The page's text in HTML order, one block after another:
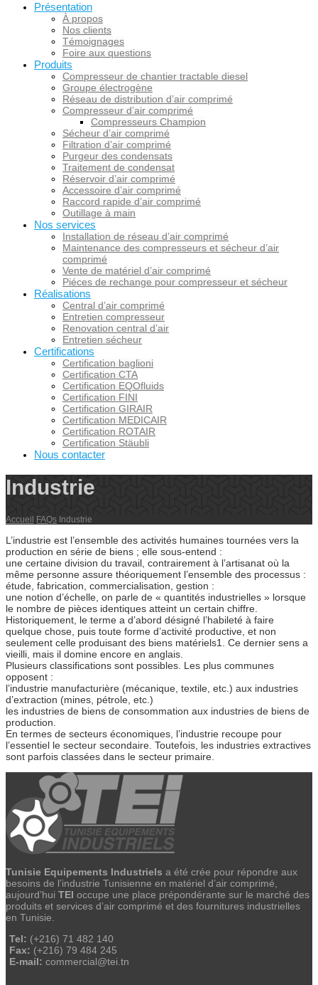
Présentation
À propos
Nos clients
Témoignages
Foire aux questions
Produits
Compresseur de chantier tractable diesel
Groupe électrogène
Réseau de distribution d’air comprimé
Compresseur d’air comprimé
Compresseurs Champion
Sécheur d’air comprimé
Filtration d’air comprimé
Purgeur des condensats
Traitement de condensat
Réservoir d’air comprimé
Accessoire d’air comprimé
Raccord rapide d’air comprimé
Outillage à main
Nos services
Installation de réseau d’air comprimé
Maintenance des compresseurs et sécheur d’air
comprimé
Vente de matériel d’air comprimé
Piéces de rechange pour compresseur et sécheur
Réalisations
Central d’air comprimé
Entretien compresseur
Renovation central d’air
Entretien sécheur
Certifications
Certification baglioni
Certification CTA
Certification EQOfluids
Certification FINI
Certification GIRAIR
Certification MEDICAIR
Certification ROTAIR
Certification Stäubli
Nous contacter
Industrie
Accueil FAQs Industrie
L’industrie est l’ensemble des activités humaines tournées vers la
production en série de biens ; elle sous-entend :
une certaine division du travail, contrairement à l’artisanat où la
même personne assure théoriquement l’ensemble des processus :
étude, fabrication, commercialisation, gestion :
une notion d’échelle, on parle de « quantités industrielles » lorsque
le nombre de pièces identiques atteint un certain chiffre.
Historiquement, le terme a d’abord désigné l’habileté à faire
quelque chose, puis toute forme d’activité productive, et non
seulement celle produisant des biens matériels1. Ce dernier sens a
vieilli, mais il domine encore en anglais.
Plusieurs classifications sont possibles. Les plus communes
opposent :
l’industrie manufacturière (mécanique, textile, etc.) aux industries
d’extraction (mines, pétrole, etc.)
les industries de biens de consommation aux industries de biens de
production.
En termes de secteurs économiques, l’industrie recoupe pour
l’essentiel le secteur secondaire. Toutefois, les industries extractives
sont parfois classées dans le secteur primaire.
Tunisie Equipements Industriels a été crée pour répondre aux
besoins de l’industrie Tunisienne en matériel d’air comprimé,
aujourd’hui TEI occupe une place prépondérante sur le marché des
produits et services d’air comprimé et des fournitures industrielles
en Tunisie.
Tel: (+216) 71 482 140
Fax: (+216) 79 484 245
E-mail: commercial@tei.tn